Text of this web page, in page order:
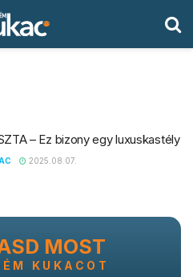
– Ez bizony egy luxuskastély
2025.08.07.
MOST
KUKACOT